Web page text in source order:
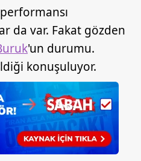
da var. Fakat gözden
'un durumu.
konuşuluyor.